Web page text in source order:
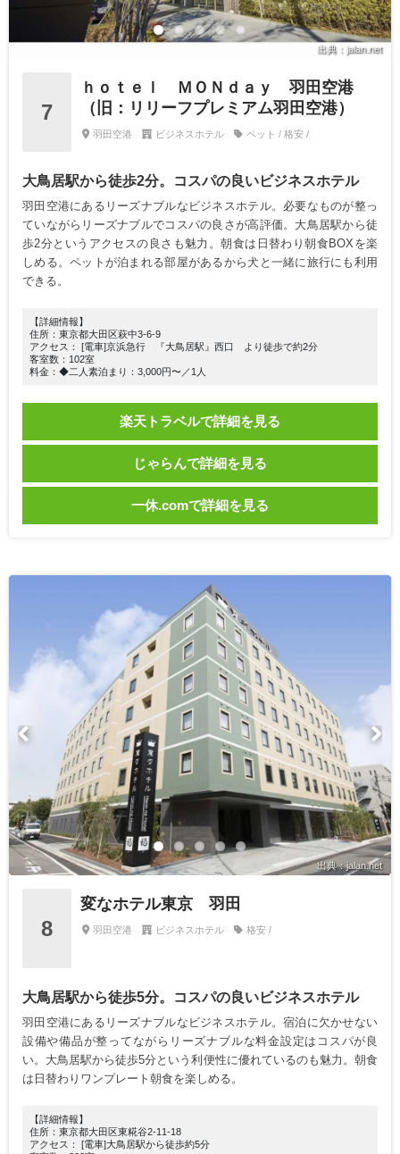
出典：jalan.net
7
ｈｏｔｅｌ ＭＯＮｄａｙ 羽田空港
（旧：リリーフプレミアム羽田空港）
羽田空港 ビジネスホテル ペット / 格安 /
大鳥居駅から徒歩2分。コスパの良いビジネスホテル
羽田空港にあるリーズナブルなビジネスホテル。必要なものが整っ
ていながらリーズナブルでコスパの良さが高評価。大鳥居駅から徒
歩2分というアクセスの良さも魅力。朝食は日替わり朝食BOXを楽
しめる。ペットが泊まれる部屋があるから犬と一緒に旅行にも利用
できる。
【詳細情報】
住所：東京都大田区萩中3-6-9
アクセス： [電車]京浜急行 『大鳥居駅』西口 より徒歩で約2分
客室数：102室
料金：◆二人素泊まり：3,000円〜／1人
楽天トラベルで詳細を見る
じゃらんで詳細を見る
一休.comで詳細を見る
出典：jalan.net
8
変なホテル東京 羽田
羽田空港 ビジネスホテル 格安 /
大鳥居駅から徒歩5分。コスパの良いビジネスホテル
羽田空港にあるリーズナブルなビジネスホテル。宿泊に欠かせない
設備や備品が整ってながらリーズナブルな料金設定はコスパが良
い。大鳥居駅から徒歩5分という利便性に優れているのも魅力。朝食
は日替わりワンプレート朝食を楽しめる。
【詳細情報】
住所：東京都大田区東糀谷2-11-18
アクセス： [電車]大鳥居駅から徒歩約5分